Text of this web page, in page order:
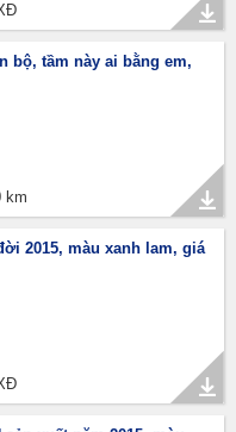
bộ, tầm này ai bằng em,
km
2015, màu xanh lam, giá